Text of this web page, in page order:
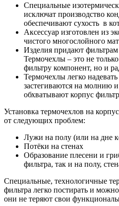
Специальные
исключат производство
обеспечивают сухость в
Аксессуар изготовлен из
чистого многослойного
Изделия придают
Термочехлы – это не
фильтру компонент, но и
Термочехлы легко
застегиваются на молнию
обхватывают корпус
Установка термочехлов на
от следующих проблем:
Лужи на полу (или на дне
Потёки на стенах
Образование плесени и
фильтра, так и на полу,
Специальные, технологичные
фильтра легко постирать и
они не теряют свои